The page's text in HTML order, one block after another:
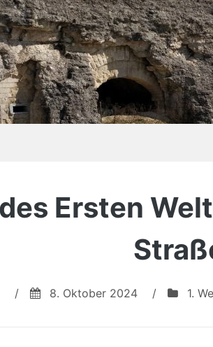
Ersten
/ 8. Oktober 2024 / 1.